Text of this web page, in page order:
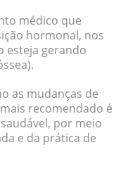
médico que
hormonal, nos
esteja gerando
as mudanças de
recomendado é
, por meio
e da prática de